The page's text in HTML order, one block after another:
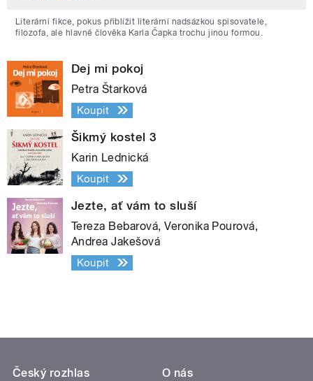
Literární fikce, pokus přiblížit literární nadsázkou spisovatele,
filozofa, ale hlavně člověka Karla Čapka trochu jinou formou.
Dej mi pokoj
Petra Štarková
Koupit
Šikmý kostel 3
Karin Lednická
Koupit
Jezte, ať vám to sluší
Tereza Bebarová, Veronika Pourová,
Andrea Jakešová
Koupit
Český rozhlas
O nás